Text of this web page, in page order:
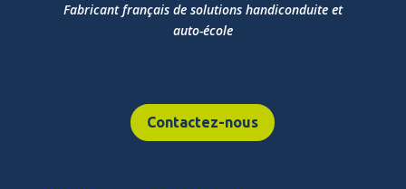
Fabricant français de solutions handiconduite et
auto-école
Contactez-nous